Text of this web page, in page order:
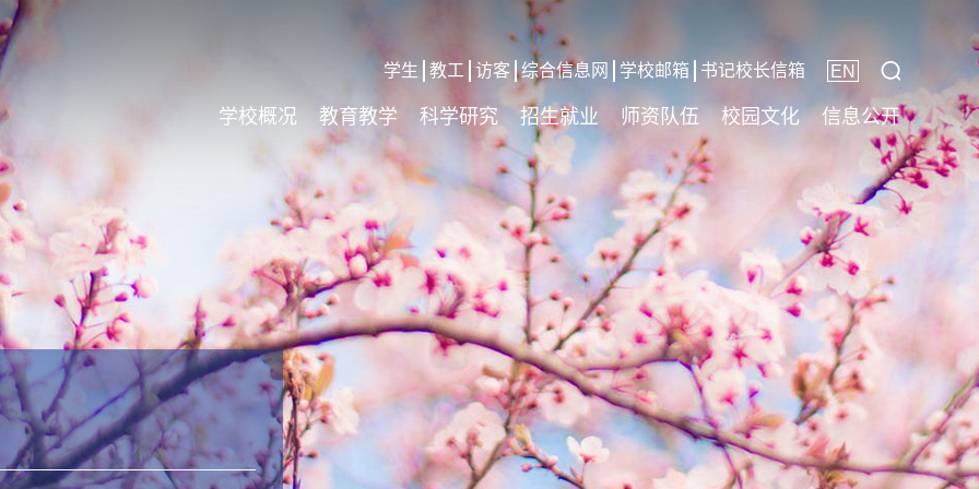
学生 教工 访客 综合信息网 学校邮箱 书记校长信箱 EN
学校概况 教育教学 科学研究 招生就业 师资队伍 校园文化 信息公开